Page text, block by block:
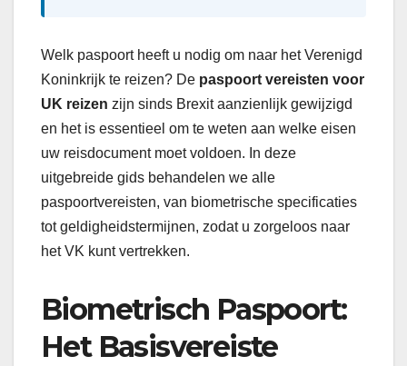
Welk paspoort heeft u nodig om naar het Verenigd
Koninkrijk te reizen? De paspoort vereisten voor
UK reizen zijn sinds Brexit aanzienlijk gewijzigd
en het is essentieel om te weten aan welke eisen
uw reisdocument moet voldoen. In deze
uitgebreide gids behandelen we alle
paspoortvereisten, van biometrische specificaties
tot geldigheidstermijnen, zodat u zorgeloos naar
het VK kunt vertrekken.
Biometrisch Paspoort:
Het Basisvereiste